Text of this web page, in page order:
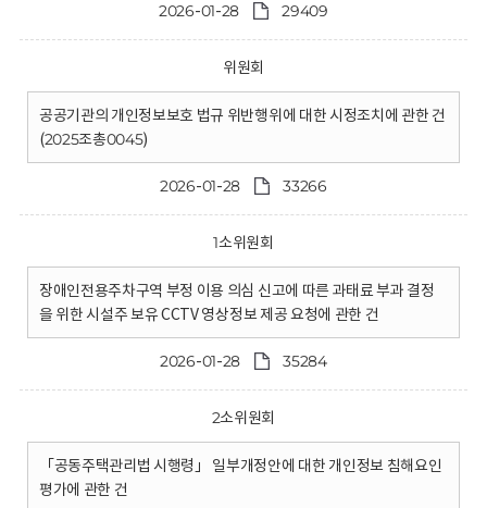
2026-01-28 29409
위원회
공공기관의 개인정보보호 법규 위반행위에 대한 시정조치에 관한 건
(2025조총0045)
2026-01-28 33266
1소위원회
장애인전용주차구역 부정 이용 의심 신고에 따른 과태료 부과 결정
을 위한 시설주 보유 CCTV 영상정보 제공 요청에 관한 건
2026-01-28 35284
2소위원회
「공동주택관리법 시행령」 일부개정안에 대한 개인정보 침해요인
평가에 관한 건